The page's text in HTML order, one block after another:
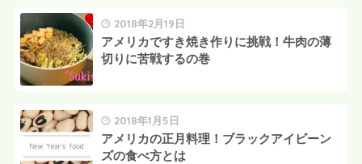
2018年2月19日
アメリカですき焼き作りに挑戦！牛肉の薄
切りに苦戦するの巻
2018年1月5日
アメリカの正月料理！ブラックアイビーン
ズの食べ方とは